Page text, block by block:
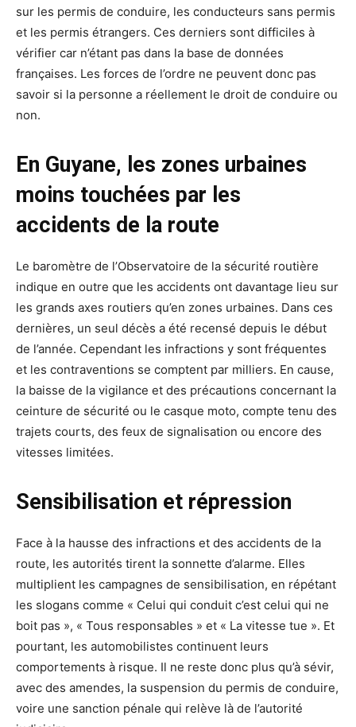
sur les permis de conduire, les conducteurs sans permis
et les permis étrangers. Ces derniers sont difficiles à
vérifier car n’étant pas dans la base de données
françaises. Les forces de l’ordre ne peuvent donc pas
savoir si la personne a réellement le droit de conduire ou
non.
En Guyane, les zones urbaines
moins touchées par les
accidents de la route
Le baromètre de l’Observatoire de la sécurité routière
indique en outre que les accidents ont davantage lieu sur
les grands axes routiers qu’en zones urbaines. Dans ces
dernières, un seul décès a été recensé depuis le début
de l’année. Cependant les infractions y sont fréquentes
et les contraventions se comptent par milliers. En cause,
la baisse de la vigilance et des précautions concernant la
ceinture de sécurité ou le casque moto, compte tenu des
trajets courts, des feux de signalisation ou encore des
vitesses limitées.
Sensibilisation et répression
Face à la hausse des infractions et des accidents de la
route, les autorités tirent la sonnette d’alarme. Elles
multiplient les campagnes de sensibilisation, en répétant
les slogans comme « Celui qui conduit c’est celui qui ne
boit pas », « Tous responsables » et « La vitesse tue ». Et
pourtant, les automobilistes continuent leurs
comportements à risque. Il ne reste donc plus qu’à sévir,
avec des amendes, la suspension du permis de conduire,
voire une sanction pénale qui relève là de l’autorité